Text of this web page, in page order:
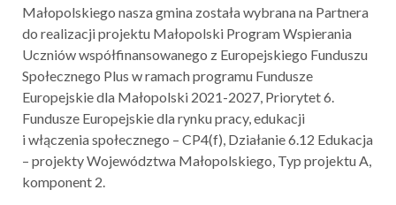
Małopolskiego nasza gmina została wybrana na Partnera
do realizacji projektu Małopolski Program Wspierania
Uczniów współfinansowanego z Europejskiego Funduszu
Społecznego Plus w ramach programu Fundusze
Europejskie dla Małopolski 2021-2027, Priorytet 6.
Fundusze Europejskie dla rynku pracy, edukacji
i włączenia społecznego – CP4(f), Działanie 6.12 Edukacja
– projekty Województwa Małopolskiego, Typ projektu A,
komponent 2.